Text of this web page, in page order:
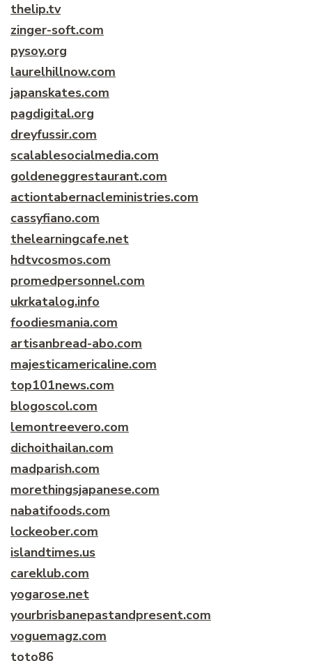
thelip.tv
zinger-soft.com
pysoy.org
laurelhillnow.com
japanskates.com
pagdigital.org
dreyfussir.com
scalablesocialmedia.com
goldeneggrestaurant.com
actiontabernacleministries.com
cassyfiano.com
thelearningcafe.net
hdtvcosmos.com
promedpersonnel.com
ukrkatalog.info
foodiesmania.com
artisanbread-abo.com
majesticamericaline.com
top101news.com
blogoscol.com
lemontreevero.com
dichoithailan.com
madparish.com
morethingsjapanese.com
nabatifoods.com
lockeober.com
islandtimes.us
careklub.com
yogarose.net
yourbrisbanepastandpresent.com
voguemagz.com
toto86